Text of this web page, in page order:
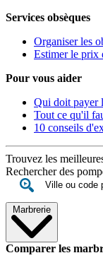
Services obsèques
Organiser les
Estimer le prix
Pour vous aider
Qui doit payer
Tout ce qu'il
10 conseils
Trouvez les
Rechercher des
Marbrerie
Comparer les